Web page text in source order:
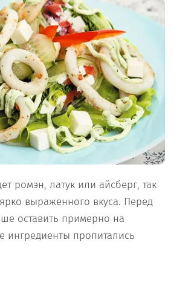
ромэн, латук или айсберг, так
выраженного вкуса. Перед
оставить примерно на
ингредиенты пропитались